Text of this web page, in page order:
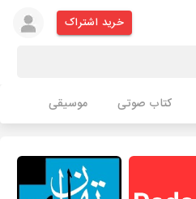
خرید اشتراک
کتاب صوتی موسیقی